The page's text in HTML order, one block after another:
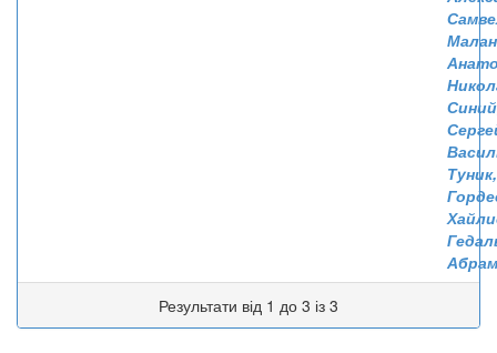
Результати від 1 до 3 із 3